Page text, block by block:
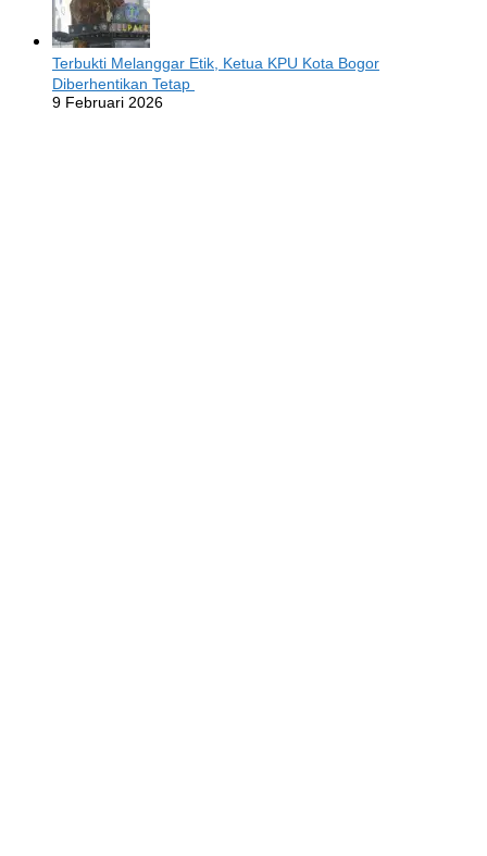
Terbukti Melanggar Etik, Ketua KPU Kota Bogor
Diberhentikan Tetap
9 Februari 2026